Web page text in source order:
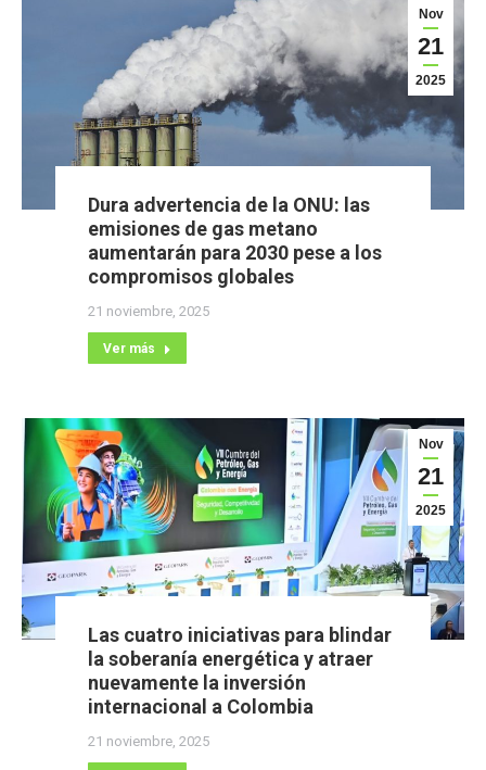
Nov
21
2025
Dura advertencia de la ONU: las
emisiones de gas metano
aumentarán para 2030 pese a los
compromisos globales
21 noviembre, 2025
Ver más
Nov
21
2025
Las cuatro iniciativas para blindar
la soberanía energética y atraer
nuevamente la inversión
internacional a Colombia
21 noviembre, 2025